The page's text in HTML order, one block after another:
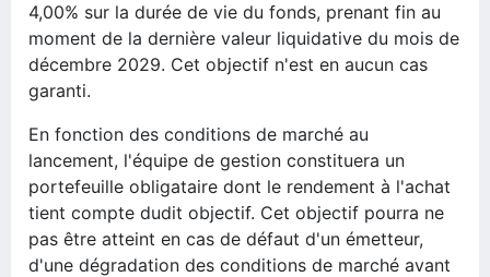
4,00% sur la durée de vie du fonds, prenant fin au
moment de la dernière valeur liquidative du mois de
décembre 2029. Cet objectif n'est en aucun cas
garanti.
En fonction des conditions de marché au
lancement, l'équipe de gestion constituera un
portefeuille obligataire dont le rendement à l'achat
tient compte dudit objectif. Cet objectif pourra ne
pas être atteint en cas de défaut d'un émetteur,
d'une dégradation des conditions de marché avant